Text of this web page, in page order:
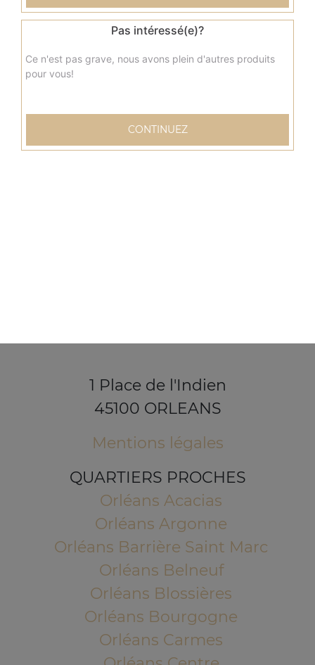
Ice tea 1,25l
3.50€
1 Place de l'Indien
45100 ORLEANS
Mentions légales
QUARTIERS PROCHES
Orléans Acacias
Orléans Argonne
Orléans Barrière Saint Marc
Orléans Belneuf
Orléans Blossières
Orléans Bourgogne
Orléans Carmes
Pas intéressé(e)?
Ce n'est pas grave, nous avons plein d'autres produits
pour vous!
CONTINUEZ